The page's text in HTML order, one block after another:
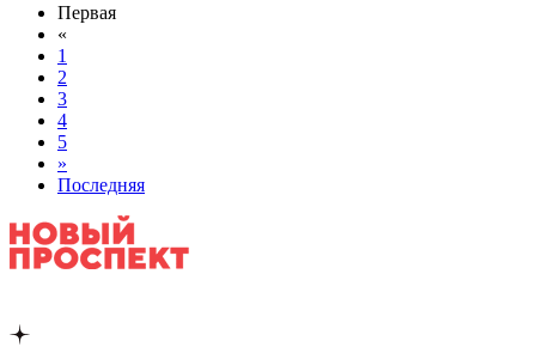
Первая
«
1
2
3
4
5
»
Последняя